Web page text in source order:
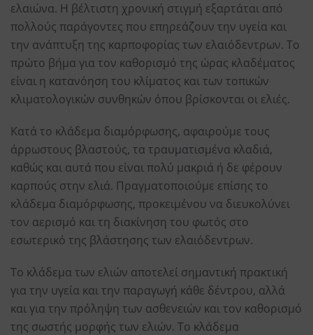
ελαιώνα. Η βέλτιστη χρονική στιγμή εξαρτάται από
πολλούς παράγοντες που επηρεάζουν την υγεία και
την ανάπτυξη της καρποφορίας των ελαιόδεντρων. Το
πρώτο βήμα για τον καθορισμό της ώρας κλαδέματος
είναι η κατανόηση του κλίματος και των τοπικών
κλιματολογικών συνθηκών όπου βρίσκονται οι ελιές.
Κατά το κλάδεμα διαμόρφωσης, αφαιρούμε τους
άρρωστους βλαστούς, τα τραυματισμένα κλαδιά,
καθώς και αυτά που είναι πολύ μακριά ή δε φέρουν
καρπούς στην ελιά. Πραγματοποιούμε επίσης το
κλάδεμα διαμόρφωσης, προκειμένου να διευκολύνει
τον αερισμό και τη διακίνηση του φωτός στο
εσωτερικό της βλάστησης των ελαιόδεντρων.
Το κλάδεμα των ελιών αποτελεί σημαντική πρακτική
για την υγεία και την παραγωγή κάθε δέντρου, αλλά
και για την πρόληψη των ασθενειών και τον καθορισμό
της σωστής μορφής των ελιών. Το κλάδεμα